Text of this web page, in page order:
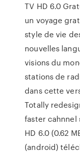
TV HD 6.0
un voyage
style de vie
nouvelles
visions du
stations de
dans cette
Totally
faster cahnnel
HD 6.0 (0.62
(android)